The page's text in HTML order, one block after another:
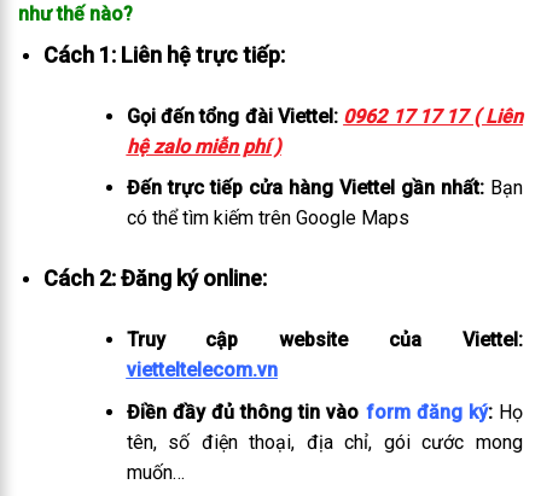
như thế nào?
Cách 1: Liên hệ trực tiếp:
Gọi đến tổng đài Viettel: 0962 17 17 17 ( Liên
hệ zalo miễn phí )
Đến trực tiếp cửa hàng Viettel gần nhất:Bạn
có thể tìm kiếm trên Google Maps
Cách 2: Đăng ký online:
Truy cập website của Viettel:
vietteltelecom.vn
Điền đầy đủ thông tin vào form đăng ký:Họ
tên, số điện thoại, địa chỉ, gói cước mong
muốn…